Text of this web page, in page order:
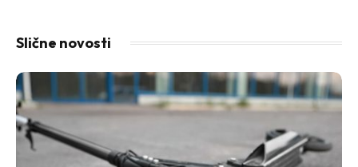
Slične novosti